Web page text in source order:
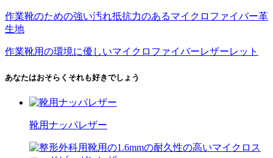
作業靴のための強い汚れ抵抗力のあるマイクロファイバー革
生地
作業靴用の環境に優しいマイクロファイバーレザーレット
あなたはおそらくそれも好きでしょう
靴用ナッパレザー